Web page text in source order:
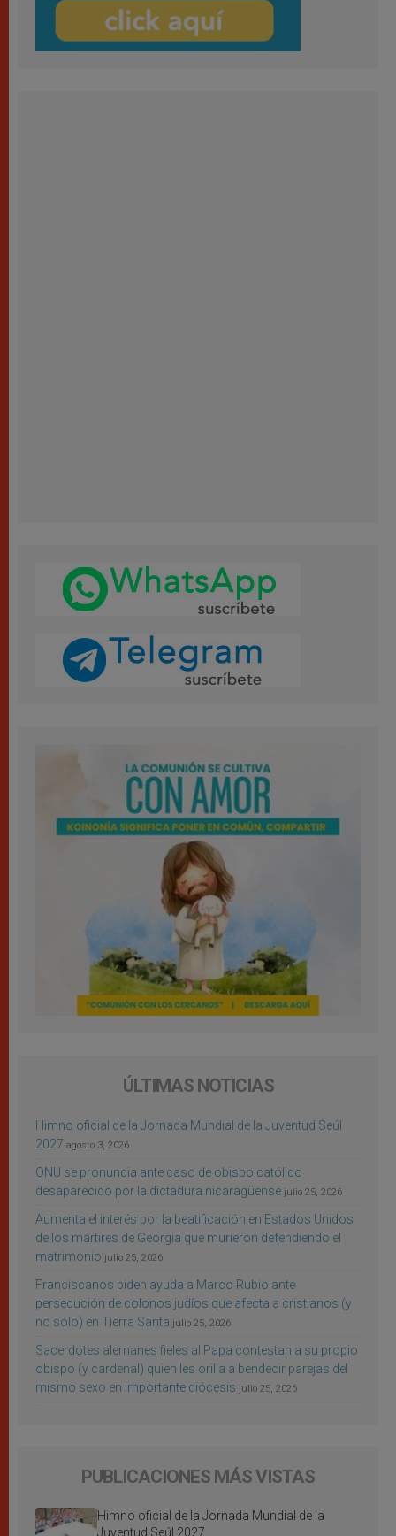
ÚLTIMAS NOTICIAS
Himno oficial de la Jornada Mundial de la Juventud Seúl
2027 agosto 3, 2026
ONU se pronuncia ante caso de obispo católico
desaparecido por la dictadura nicaragüense julio 25, 2026
Aumenta el interés por la beatificación en Estados Unidos
de los mártires de Georgia que murieron defendiendo el
matrimonio julio 25, 2026
Franciscanos piden ayuda a Marco Rubio ante
persecución de colonos judíos que afecta a cristianos (y
no sólo) en Tierra Santa julio 25, 2026
Sacerdotes alemanes fieles al Papa contestan a su propio
obispo (y cardenal) quien les orilla a bendecir parejas del
mismo sexo en importante diócesis julio 25, 2026
PUBLICACIONES MÁS VISTAS
Himno oficial de la Jornada Mundial de la
Juventud Seúl 2027